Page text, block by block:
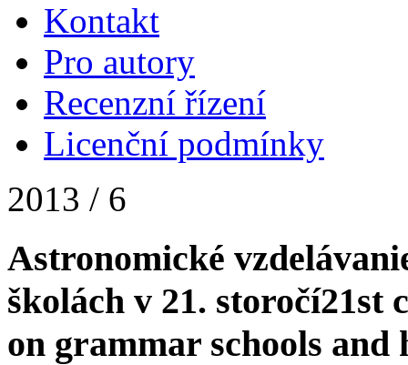
Kontakt
Pro autory
Recenzní řízení
Licenční podmínky
2013 / 6
Astronomické
školách v 21. storočí21st
on grammar schools and